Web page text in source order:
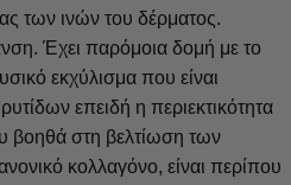
των ινών του δέρματος.
Έχει παρόμοια δομή με το
εκχύλισμα που είναι
επειδή η περιεκτικότητα
βοηθά στη βελτίωση των
κολλαγόνο, είναι περίπου